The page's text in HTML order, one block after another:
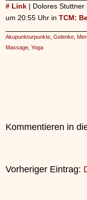
# Link | Dolores
um 20:55 Uhr in TCM:
Akupunkturpunkte Gelenke
Massage Yoga
Kommentieren in
Vorheriger Eintrag: